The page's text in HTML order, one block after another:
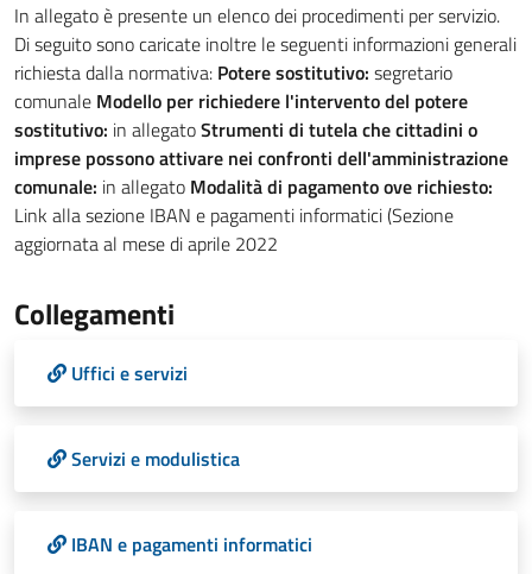
In allegato è presente un elenco dei procedimenti per servizio.
Di seguito sono caricate inoltre le seguenti informazioni generali
richiesta dalla normativa: Potere sostitutivo: segretario
comunale Modello per richiedere l'intervento del potere
sostitutivo: in allegatoStrumenti di tutela che cittadini o
imprese possono attivare nei confronti dell'amministrazione
comunale: in allegato Modalità di pagamento ove richiesto:
Link alla sezione IBAN e pagamenti informatici (Sezione
aggiornata al mese di aprile 2022
Collegamenti
Uffici e servizi
Servizi e modulistica
IBAN e pagamenti informatici